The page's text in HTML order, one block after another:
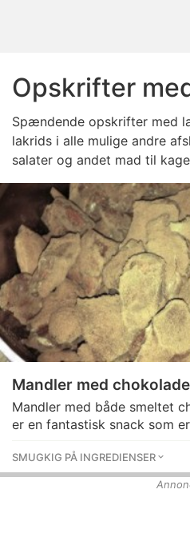
Opskrifter
Spændende opskrifter med
lakrids i alle mulige andre
salater og andet mad til
Mandler med
Mandler med både smeltet
er en fantastisk snack som
SMUGKIG PÅ INGREDIENSER